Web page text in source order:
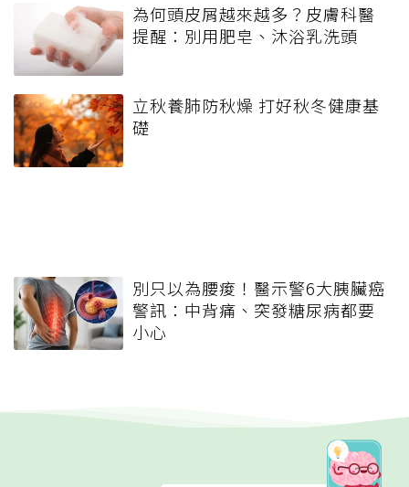
為何頭皮屑越來越多？皮膚科醫
提醒：別用肥皂、沐浴乳洗頭
立秋養肺防秋燥 打好秋冬健康基
礎
別只以為腰痠！醫示警6大胰臟癌
警訊：中背痛、突發糖尿病都要
小心